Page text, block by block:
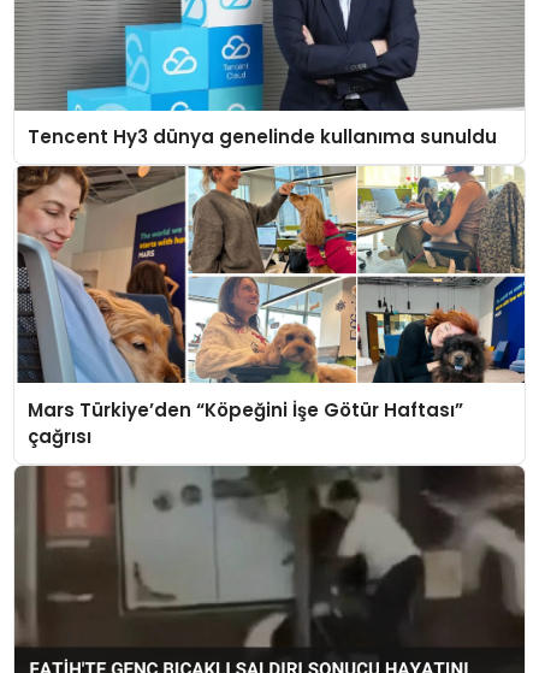
Tencent Hy3 dünya genelinde kullanıma sunuldu
Mars Türkiye’den “Köpeğini İşe Götür Haftası”
çağrısı